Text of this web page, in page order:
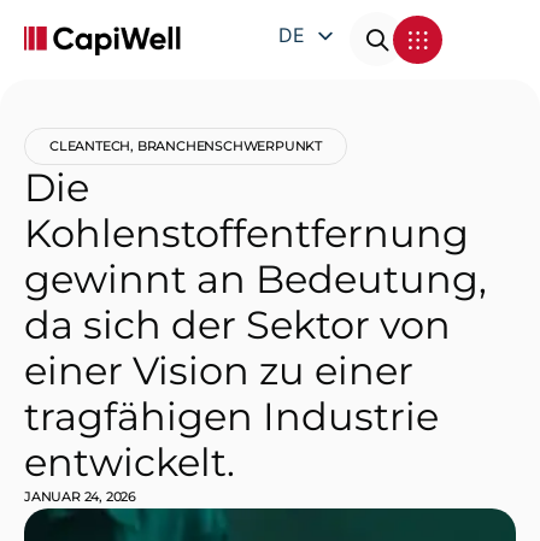
DE
IT
CLEANTECH, BRANCHENSCHWERPUNKT
Die
Kohlenstoffentfernung
gewinnt an Bedeutung,
da sich der Sektor von
einer Vision zu einer
tragfähigen Industrie
entwickelt.
JANUAR 24, 2026